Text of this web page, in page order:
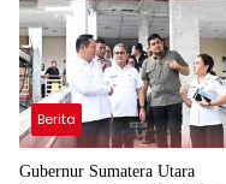
Berita
Gubernur Sumatera Utara